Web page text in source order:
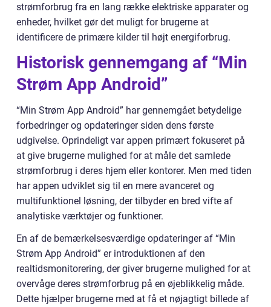
strømforbrug fra en lang række elektriske apparater og
enheder, hvilket gør det muligt for brugerne at
identificere de primære kilder til højt energiforbrug.
Historisk gennemgang af “Min
Strøm App Android”
“Min Strøm App Android” har gennemgået betydelige
forbedringer og opdateringer siden dens første
udgivelse. Oprindeligt var appen primært fokuseret på
at give brugerne mulighed for at måle det samlede
strømforbrug i deres hjem eller kontorer. Men med tiden
har appen udviklet sig til en mere avanceret og
multifunktionel løsning, der tilbyder en bred vifte af
analytiske værktøjer og funktioner.
En af de bemærkelsesværdige opdateringer af “Min
Strøm App Android” er introduktionen af den
realtidsmonitorering, der giver brugerne mulighed for at
overvåge deres strømforbrug på en øjeblikkelig måde.
Dette hjælper brugerne med at få et nøjagtigt billede af